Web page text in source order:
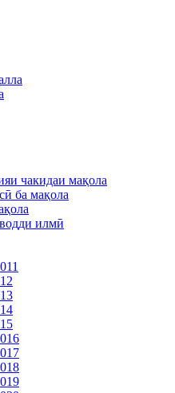
чакидаи мақола
ба мақола
илмӣ